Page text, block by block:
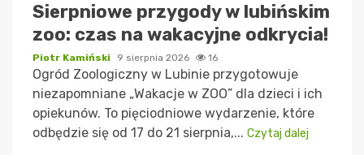
Sierpniowe przygody w lubińskim
zoo: czas na wakacyjne odkrycia!
Piotr Kamiński 9 sierpnia 2026 16
Ogród Zoologiczny w Lubinie przygotowuje
niezapomniane „Wakacje w ZOO” dla dzieci i ich
opiekunów. To pięciodniowe wydarzenie, które
odbędzie się od 17 do 21 sierpnia,... Czytaj dalej